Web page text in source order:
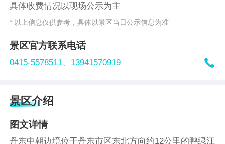
具体收费情况以现场公示为主
* 以上信息仅供参考，具体以景区当日公示信息为准
景区官方联系电话
0415-5578511、 13941570919 
景区介绍
图文详情
丹东中朝边境位于丹东市区东北方向约12公里的鸭绿江